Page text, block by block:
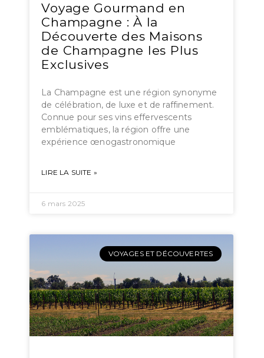
Voyage Gourmand en
Champagne : À la
Découverte des Maisons
de Champagne les Plus
Exclusives
La Champagne est une région synonyme
de célébration, de luxe et de raffinement.
Connue pour ses vins effervescents
emblématiques, la région offre une
expérience œnogastronomique
LIRE LA SUITE »
6 mars 2025
VOYAGES ET DÉCOUVERTES